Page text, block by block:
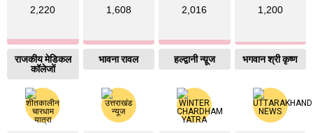
2,220
राजकीय मेडिकल
कॉलेजों
1,608
भावना रावल
2,016
हल्द्वानी न्य़ूज
1,200
भगवान श्री कृष्ण